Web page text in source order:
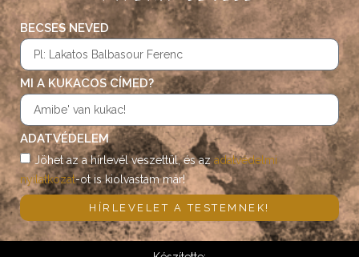
BECSES NEVED
MI A KUKACOS CÍMED?
ADATVÉDELEM
Jöhet az a hírlevél veszettül, és azadatvédelmi
nyilatkozat-ot is kiolvastam már!
HÍRLEVELET A TESTEMNEK!